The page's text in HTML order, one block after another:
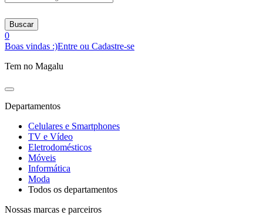
Buscar
0
Boas vindas :)Entre ou Cadastre-se
Tem no Magalu
Departamentos
Celulares e Smartphones
TV e Vídeo
Eletrodomésticos
Móveis
Informática
Moda
Todos os departamentos
Nossas marcas e parceiros